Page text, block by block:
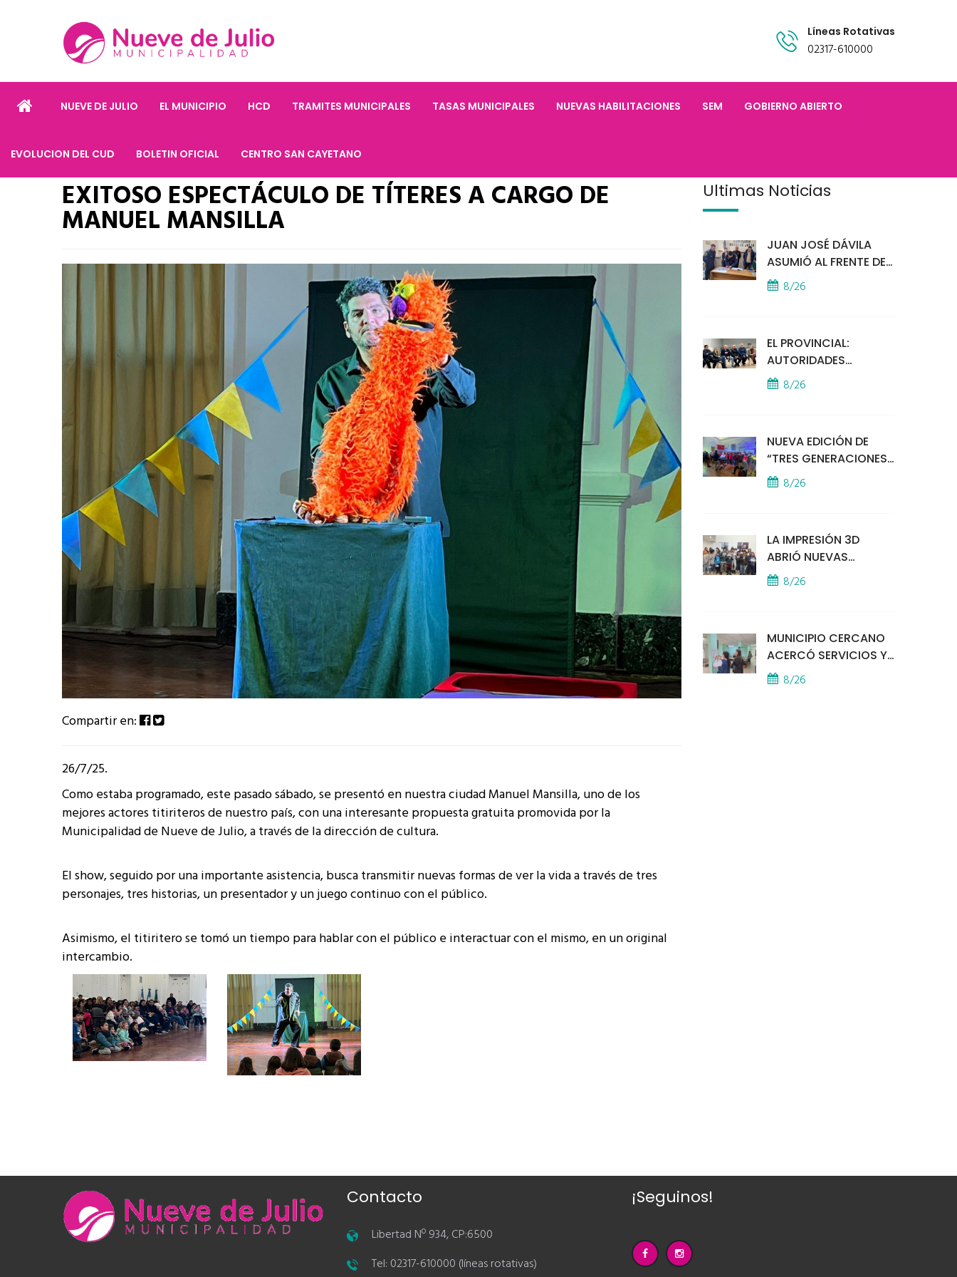
Líneas Rotativas
02317-610000
NUEVE DE JULIO EL MUNICIPIO HCD TRAMITES MUNICIPALES TASAS MUNICIPALES NUEVAS HABILITACIONES SEM GOBIERNO ABIERTO
EVOLUCION DEL CUD BOLETIN OFICIAL CENTRO SAN CAYETANO
EXITOSO ESPECTÁCULO DE TÍTERES A CARGO DE
MANUEL MANSILLA
Compartir en:
26/7/25.
Como estaba programado, este pasado sábado, se presentó en nuestra ciudad Manuel Mansilla, uno de los
mejores actores titiriteros de nuestro país, con una interesante propuesta gratuita promovida por la
Municipalidad de Nueve de Julio, a través de la dirección de cultura.
El show, seguido por una importante asistencia, busca transmitir nuevas formas de ver la vida a través de tres
personajes, tres historias, un presentador y un juego continuo con el público.
Asimismo, el titiritero se tomó un tiempo para hablar con el público e interactuar con el mismo, en un original
intercambio.
Últimas Noticias
JUAN JOSÉ DÁVILA
ASUMIÓ AL FRENTE DE
LA POLICÍA COMUNAL
8/26
EL PROVINCIAL:
AUTORIDADES
MUNICIPALES
MANTUVIERON UN
SEGURIDAD
8/26
NUEVA EDICIÓN DE
“TRES GENERACIONES
CANTAN”
8/26
LA IMPRESIÓN 3D
ABRIÓ NUEVAS
PUERTAS AL
APRENDIZAJE Y LA
8/26
MUNICIPIO CERCANO
ACERCÓ SERVICIOS Y
ATENCIÓN A LOS
VECINOS EL
8/26
Contacto
Libertad Nº 934, CP:6500
Tel: 02317-610000 (líneas rotativas)
¡Seguinos!